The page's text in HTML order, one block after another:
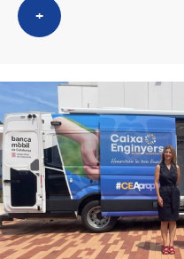
+